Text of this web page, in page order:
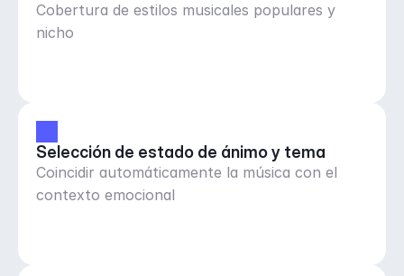
Cobertura de estilos musicales populares y
nicho
Selección de estado de ánimo y tema
Coincidir automáticamente la música con el
contexto emocional